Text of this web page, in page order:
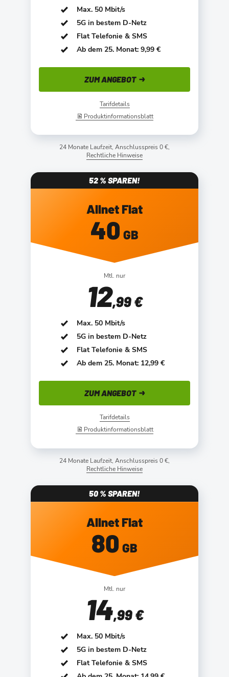
Max. 50 Mbit/s
5G in bestem D-Netz
Flat Telefonie & SMS
Ab dem 25. Monat: 9,99 €
ZUM ANGEBOT
Tarifdetails
Produktinformationsblatt
24 Monate Laufzeit, Anschlusspreis 0 €,
Rechtliche Hinweise
52 % SPAREN!
Allnet Flat
40 GB
Mtl. nur
12,99 €
Max. 50 Mbit/s
5G in bestem D-Netz
Flat Telefonie & SMS
Ab dem 25. Monat: 12,99 €
ZUM ANGEBOT
Tarifdetails
Produktinformationsblatt
24 Monate Laufzeit, Anschlusspreis 0 €,
Rechtliche Hinweise
50 % SPAREN!
Allnet Flat
80 GB
Mtl. nur
14,99 €
Max. 50 Mbit/s
5G in bestem D-Netz
Flat Telefonie & SMS